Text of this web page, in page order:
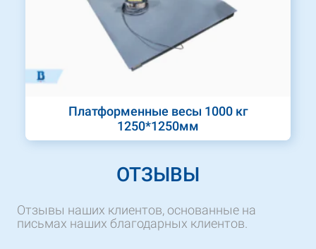
Платформенные весы 1000 кг
1250*1250мм
ОТЗЫВЫ
Отзывы наших клиентов, основанные на
письмах наших благодарных клиентов.